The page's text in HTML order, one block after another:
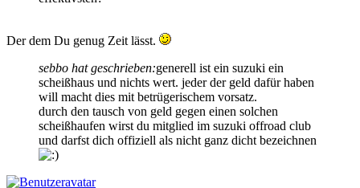
Der dem Du genug Zeit lässt.
sebbo hat geschrieben:generell ist ein suzuki ein
scheißhaus und nichts wert. jeder der geld dafür haben
will macht dies mit betrügerischem vorsatz.
durch den tausch von geld gegen einen solchen
scheißhaufen wirst du mitglied im suzuki offroad club
und darfst dich offiziell als nicht ganz dicht bezeichnen